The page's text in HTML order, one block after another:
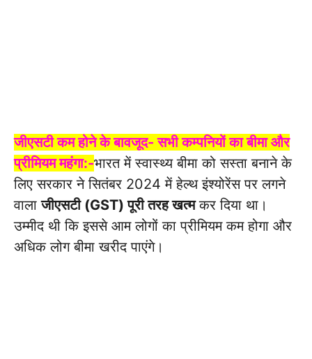
जीएसटी कम होने के बावजूद- सभी कम्पनियों का बीमा और
प्रीमियम महंगा:-भारत में स्वास्थ्य बीमा को सस्ता बनाने के
लिए सरकार ने सितंबर 2024 में हेल्थ इंश्योरेंस पर लगने
वालाजीएसटी (GST) पूरी तरह खत्मकर दिया था।
उम्मीद थी कि इससे आम लोगों का प्रीमियम कम होगा और
अधिक लोग बीमा खरीद पाएंगे।